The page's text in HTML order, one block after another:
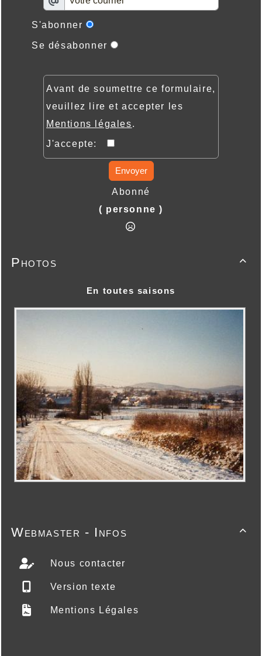
S'abonner
Se désabonner
Avant de soumettre ce formulaire,
veuillez lire et accepter les
Mentions légales.
J'accepte:
Envoyer
Abonné
( personne )

Photos
En toutes saisons

Webmaster - Infos
Nous contacter
Version texte
Mentions Légales